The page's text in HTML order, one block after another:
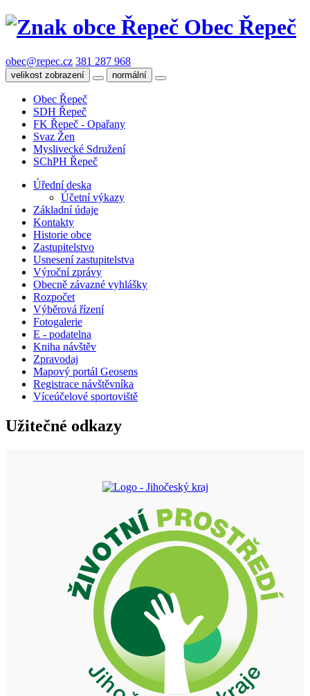
Obec Řepeč
obec@repec.cz 381 287 968
velikost zobrazení normální
Obec Řepeč
SDH Řepeč
FK Řepeč - Opařany
Svaz Žen
Myslivecké Sdružení
SChPH Řepeč
Úřední deska
Účetní výkazy
Základní údaje
Kontakty
Historie obce
Zastupitelstvo
Usnesení zastupitelstva
Výroční zprávy
Obecně závazné vyhlášky
Rozpočet
Výběrová řízení
Fotogalerie
E - podatelna
Kniha návštěv
Zpravodaj
Mapový portál Geosens
Registrace návštěvníka
Víceúčelové sportoviště
Užitečné odkazy